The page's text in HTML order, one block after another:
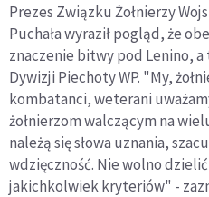
Prezes Związku Żołnierzy
Puchała wyraził pogląd, że
znaczenie bitwy pod Lenino, a
Dywizji Piechoty WP. "My,
kombatanci, weterani
żołnierzom walczącym na
należą się słowa uznania,
wdzięczność. Nie wolno
jakichkolwiek kryteriów" -